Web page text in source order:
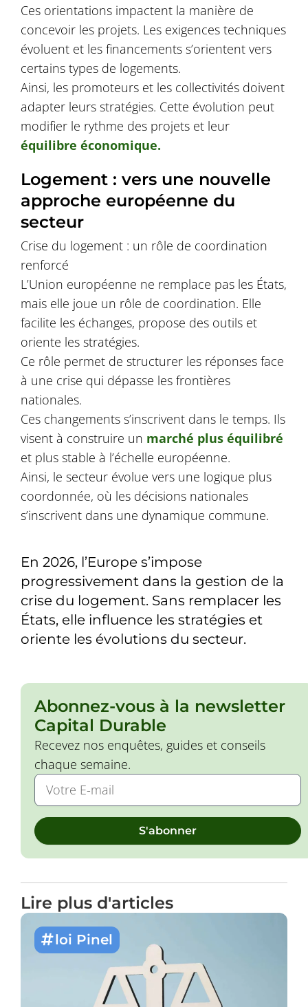
Ces orientations impactent la manière de
concevoir les projets. Les exigences techniques
évoluent et les financements s’orientent vers
certains types de logements.
Ainsi, les promoteurs et les collectivités doivent
adapter leurs stratégies. Cette évolution peut
modifier le rythme des projets et leur
équilibre économique.
Logement : vers une nouvelle
approche européenne du
secteur
Crise du logement : un rôle de coordination
renforcé
L’Union européenne ne remplace pas les États,
mais elle joue un rôle de coordination. Elle
facilite les échanges, propose des outils et
oriente les stratégies.
Ce rôle permet de structurer les réponses face
à une crise qui dépasse les frontières
nationales.
Ces changements s’inscrivent dans le temps. Ils
visent à construire un marché plus équilibré
et plus stable à l’échelle européenne.
Ainsi, le secteur évolue vers une logique plus
coordonnée, où les décisions nationales
s’inscrivent dans une dynamique commune.
En 2026, l’Europe s’impose
progressivement dans la gestion de la
crise du logement. Sans remplacer les
États, elle influence les stratégies et
oriente les évolutions du secteur.
Abonnez-vous à la newsletter
Capital Durable
Recevez nos enquêtes, guides et conseils
chaque semaine.
S'abonner
Lire plus d'articles
loi Pinel